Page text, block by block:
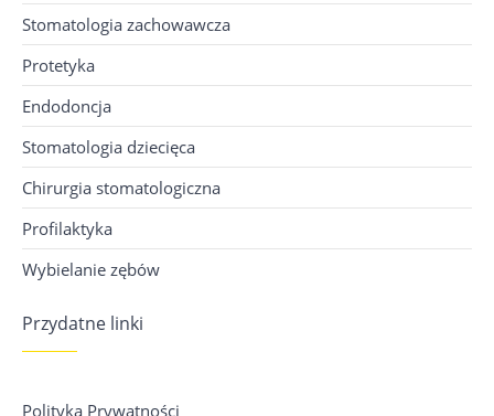
Stomatologia zachowawcza
Protetyka
Endodoncja
Stomatologia dziecięca
Chirurgia stomatologiczna
Profilaktyka
Wybielanie zębów
Przydatne linki
Polityka Prywatności